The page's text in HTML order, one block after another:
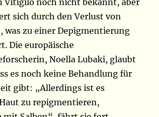
Vitigilo noch nicht bekannt, aber
sich durch den Verlust von
was zu einer Depigmentierung
Die europäische
Noella Lubaki, glaubt
es noch keine Behandlung für
gibt: „Allerdings ist es
zu repigmentieren,